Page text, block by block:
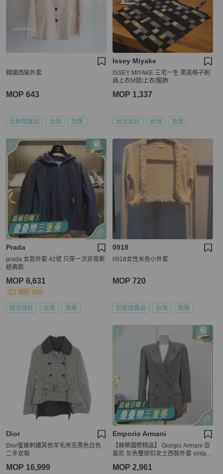
韓國西裝外套
MOP 643
近新閒置品 台灣 免運
Issey Miyake
ISSEY MIYAKE 三宅一生 黑底格子削
肩上衣M號/上衣/服飾
MOP 1,337
狀況良好 台灣 免運
Prada
prada 女款外套 42號 只穿一次非常新
經典款
MOP 6,631
現折 200
狀況良好 台灣 免運
0918
0918女性米色小外套
MOP 720
近新閒置品 台灣 免運
Dior
Dior蜜蜂刺繡其他羊毛夾克黑色白色
二手女裝
MOP 16,999
Emporio Armani
【赫蒂國際精品】 Giorgio Armani 亞
曼尼 灰色雙排扣女士西裝外套 vintag
MOP 2,961